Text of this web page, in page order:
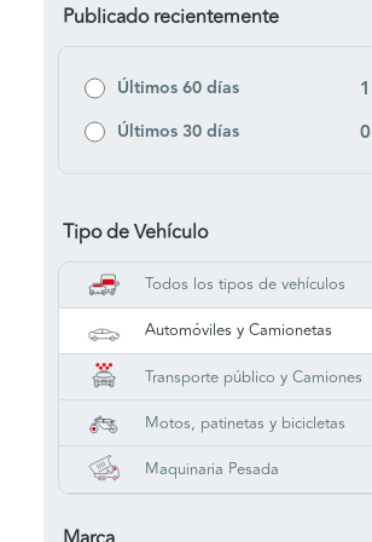
Publicado recientemente
Últimos 60 días 1
Últimos 30 días 0
Tipo de Vehículo
Todos los tipos de vehículos
Automóviles y Camionetas
Transporte público y Camiones
Motos, patinetas y bicicletas
Maquinaria Pesada